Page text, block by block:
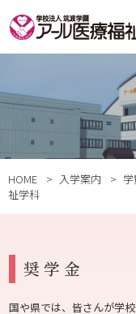
HOME 入学案内 学
祉学科
奨学金
国や県では、皆さんが学